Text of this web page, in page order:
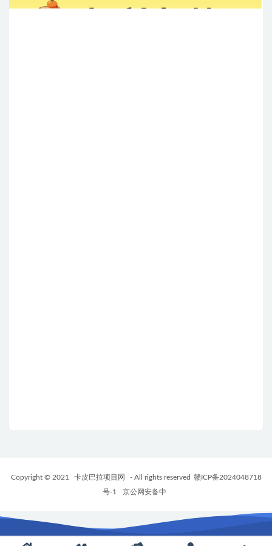
Copyright © 2021 卡皮巴拉项目网 - All rights reserved
赣ICP备2024048718
号-1
京公网安备中